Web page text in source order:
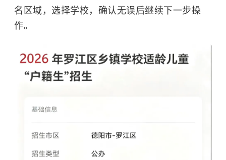
名区域，选择学校，确认无误后继续下一步操
作。